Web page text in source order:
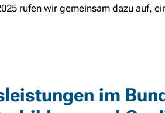
rufen wir gemeinsam dazu auf,
im